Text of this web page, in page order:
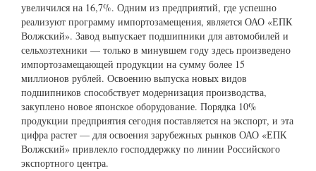
увеличился на 16,7%. Одним из предприятий, где успешно
реализуют программу импортозамещения, является ОАО «ЕПК
Волжский». Завод выпускает подшипники для автомобилей и
сельхозтехники — только в минувшем году здесь произведено
импортозамещающей продукции на сумму более 15
миллионов рублей. Освоению выпуска новых видов
подшипников способствует модернизация производства,
закуплено новое японское оборудование. Порядка 10%
продукции предприятия сегодня поставляется на экспорт, и эта
цифра растет — для освоения зарубежных рынков ОАО «ЕПК
Волжский» привлекло господдержку по линии Российского
экспортного центра.